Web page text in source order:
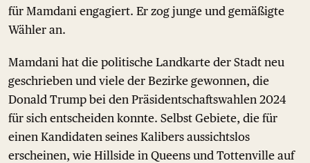
für Mamdani engagiert. Er zog junge und gemäßigte
Wähler an.
Mamdani hat die politische Landkarte der Stadt neu
geschrieben und viele der Bezirke gewonnen, die
Donald Trump bei den Präsidentschaftswahlen 2024
für sich entscheiden konnte. Selbst Gebiete, die für
einen Kandidaten seines Kalibers aussichtslos
erscheinen, wie Hillside in Queens und Tottenville auf